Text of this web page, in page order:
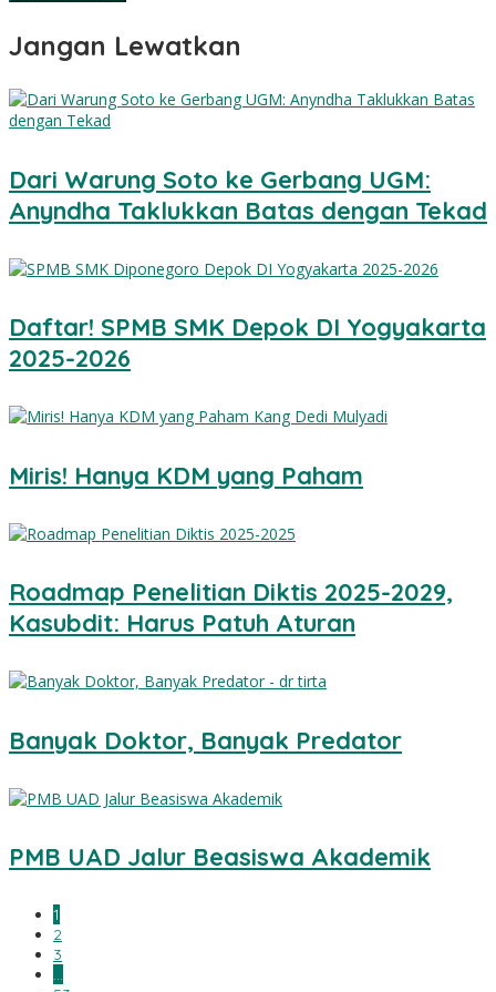
Jangan Lewatkan
Dari Warung Soto ke Gerbang UGM:
Anyndha Taklukkan Batas dengan Tekad
Daftar! SPMB SMK Depok DI Yogyakarta
2025-2026
Miris! Hanya KDM yang Paham
Roadmap Penelitian Diktis 2025-2029,
Kasubdit: Harus Patuh Aturan
Banyak Doktor, Banyak Predator
PMB UAD Jalur Beasiswa Akademik
1
2
3
…